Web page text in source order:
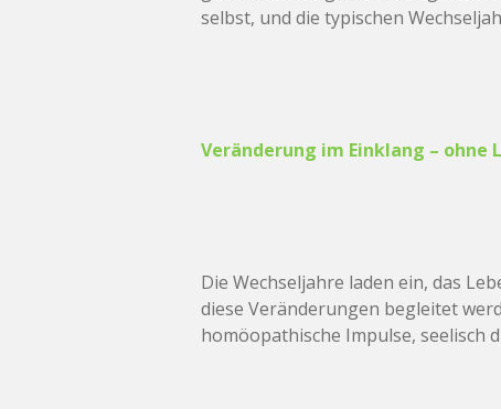
selbst, und die typischen
Veränderung im Einklang – ohne
Die Wechseljahre laden ein, das
diese Veränderungen begleitet
homöopathische Impulse, seelisch